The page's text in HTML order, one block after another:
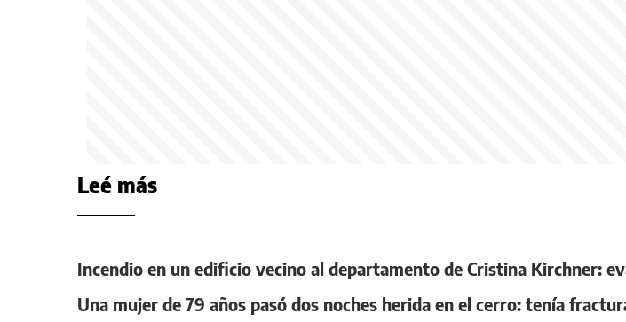
Leé más
Incendio en un edificio vecino al departamento de Cristina Kirchner:
Una mujer de 79 años pasó dos noches herida en el cerro: tenía